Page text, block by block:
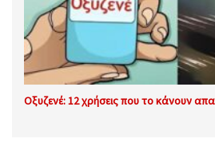
Οξυζενέ: 12 χρήσεις που το κάνουν